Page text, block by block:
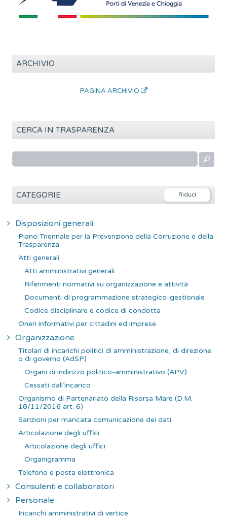
ARCHIVIO
PAGINA ARCHIVIO
CERCA IN TRASPARENZA
r
CATEGORIE
Disposizioni generali
Piano Triennale per la Prevenzione della Corruzione e della
Trasparenza
Atti generali
Atti amministrativi generali
Riferimenti normativi su organizzazione e attività
Documenti di programmazione strategico-gestionale
Codice disciplinare e codice di condotta
Oneri informativi per cittadini ed imprese
Organizzazione
Titolari di incarichi politici di amministrazione, di direzione
o di governo (AdSP)
Organi di indirizzo politico-amministrativo (APV)
Cessati dall’incarico
Organismo di Partenariato della Risorsa Mare (D.M.
18/11/2016 art. 6)
Sanzioni per mancata comunicazione dei dati
Articolazione degli uffici
Articolazione degli uffici
Organigramma
Telefono e posta elettronica
Consulenti e collaboratori
Personale
Incarichi amministrativi di vertice